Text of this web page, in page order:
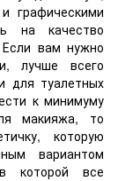
графическими
на качество
вам нужно
лучше всего
для туалетных
к минимуму
макияжа, то
которую
вариантом
которой все